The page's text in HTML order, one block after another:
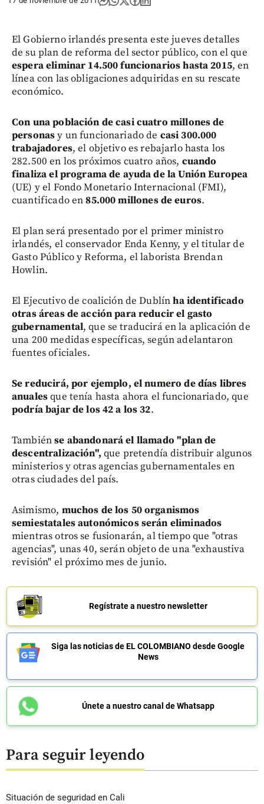
El Gobierno irlandés presenta este jueves detalles
de su plan de reforma del sector público, con el que
espera eliminar 14.500 funcionarios hasta 2015, en
línea con las obligaciones adquiridas en su rescate
económico.
Con una población de casi cuatro millones de
personasy un funcionariado de casi 300.000
trabajadores, el objetivo es rebajarlo hasta los
282.500 en los próximos cuatro años, cuando
finaliza el programa de ayuda de la Unión Europea
(UE) y el Fondo Monetario Internacional (FMI),
cuantificado en85.000 millones de euros.
El plan será presentado por el primer ministro
irlandés, el conservador Enda Kenny, y el titular de
Gasto Público y Reforma, el laborista Brendan
Howlin.
El Ejecutivo de coalición de Dublínha identificado
otras áreas de acción para reducir el gasto
gubernamental, que se traducirá en la aplicación de
una 200 medidas específicas, según adelantaron
fuentes oficiales.
Se reducirá, por ejemplo, el numero de días libres
anualesque tenía hasta ahora el funcionariado, que
podría bajar de los 42 a los 32.
Tambiénse abandonará el llamado "plan de
descentralización", que pretendía distribuir algunos
ministerios y otras agencias gubernamentales en
otras ciudades del país.
Asimismo, muchos de los 50 organismos
semiestatales autonómicos serán eliminados
mientras otros se fusionarán, al tiempo que "otras
agencias", unas 40, serán objeto de una "exhaustiva
revisión" el próximo mes de junio.
Regístrate a nuestro newsletter
Siga las noticias de EL COLOMBIANO desde Google
News
Únete a nuestro canal de Whatsapp
Para seguir leyendo
Situación de seguridad en Cali